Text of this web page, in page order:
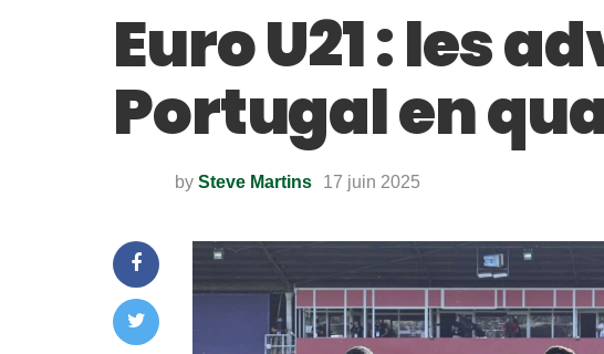
Euro U21 : les
Portugal en
by Steve Martins 17 juin 2025